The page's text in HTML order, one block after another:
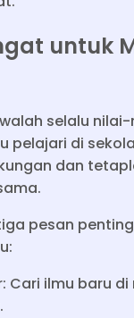
untuk
selalu
pelajari di
dan
pesan
Cari ilmu baru